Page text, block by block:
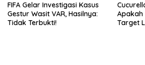
FIFA Gelar Investigasi Kasus
Gestur Wasit VAR, Hasilnya:
Tidak Terbukti!
Apakah
Target